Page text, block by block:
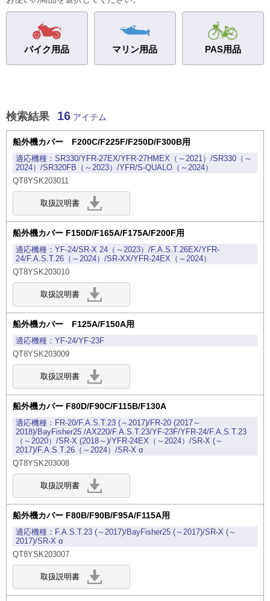
バイク用品 マリン用品 PAS用品
検索結果 16 アイテム
船外機カバー F200C/F225F/F250D/F300B用
SR330/YFR-27EX/YFR-27HMEX（～2021）/SR330（～
2024）/SR320FB（～2023）/YFR/S-QUALO（～2024）
QT8YSK203011
船外機カバー F150D/F165A/F175A/F200F用
YF-24/SR-X 24（～2023）/F.A.S.T.26EX/YFR-
24/F.A.S.T.26（～2024）/SR-XX/YFR-24EX（～2024）
QT8YSK203010
船外機カバー F125A/F150A用
YF-24/YF-23F
QT8YSK203009
船外機カバー F80D/F90C/F115B/F130A
FR-20/F.A.S.T.23 (～2017)/FR-20 (2017～
2018)/BayFisher25 /AX220/F.A.S.T.23/YF-23F/YFR-24/F.A.S.T.23
（～2020）/SR-X (2018～)/YFR-24EX（～2024）/SR-X (～
2017)/F.A.S.T.26（～2024）/SR-X α
QT8YSK203008
船外機カバー F80B/F90B/F95A/F115A用
F.A.S.T.23 (～2017)/BayFisher25 (～2017)/SR-X (～
2017)/SR-X α
QT8YSK203007